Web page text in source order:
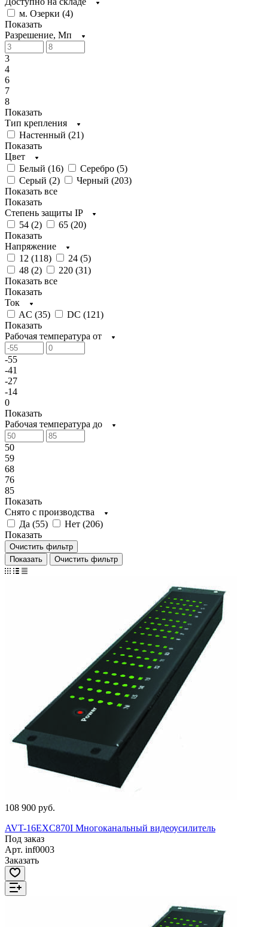
м. Озерки (4)
Показать
Разрешение, Мп
3
4
6
7
8
Показать
Тип крепления
Настенный (21)
Показать
Цвет
Белый (16) Серебро (5)
Серый (2) Черный (203)
Показать все
Показать
Степень защиты IP
54 (2) 65 (20)
Показать
Напряжение
12 (118) 24 (5)
48 (2) 220 (31)
Показать все
Показать
Ток
AC (35) DC (121)
Показать
Рабочая температура от
-55
-41
-27
-14
0
Показать
Рабочая температура до
50
59
68
76
85
Показать
Снято с производства
Да (55) Нет (206)
Показать
Очистить фильтр
Очистить фильтр
108 900 руб.
AVT-16EXC870I Многоканальный видеоусилитель
Под заказ
Арт. inf0003
Заказать